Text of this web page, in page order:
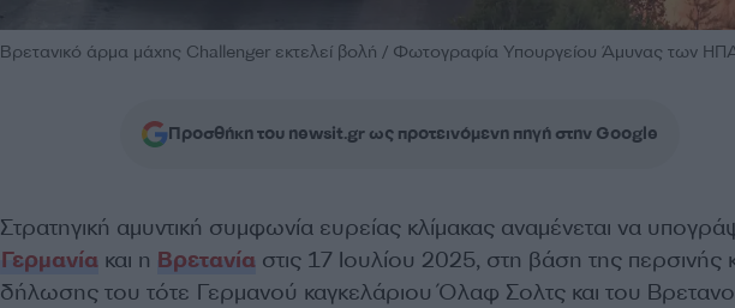
Βρετανικό άρμα μάχης Challenger εκτελεί βολή / Φωτογραφία Υπουργείου Άμυνας των
Προσθήκη του newsit.gr ως προτεινόμενη πηγή στην Google
Στρατηγική αμυντική συμφωνία ευρείας κλίμακας αναμένεται να
Γερμανίακαι η Βρετανίαστις 17 Ιουλίου 2025, στη βάση της περσινής
δήλωσης του τότε Γερμανού καγκελάριου Όλαφ Σολτς και του